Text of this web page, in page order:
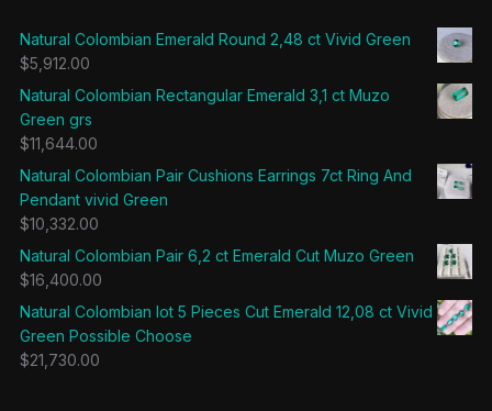
Natural Colombian Emerald Round 2,48 ct Vivid Green
$5,912.00
Natural Colombian Rectangular Emerald 3,1 ct Muzo
Green grs
$11,644.00
Natural Colombian Pair Cushions Earrings 7ct Ring And
Pendant vivid Green
$10,332.00
Natural Colombian Pair 6,2 ct Emerald Cut Muzo Green
$16,400.00
Natural Colombian lot 5 Pieces Cut Emerald 12,08 ct Vivid
Green Possible Choose
$21,730.00